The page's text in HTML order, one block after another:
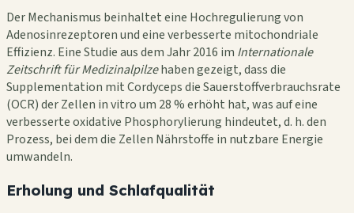
Der Mechanismus beinhaltet eine Hochregulierung von
Adenosinrezeptoren und eine verbesserte mitochondriale
Effizienz. Eine Studie aus dem Jahr 2016 im Internationale
Zeitschrift für Medizinalpilzehaben gezeigt, dass die
Supplementation mit Cordyceps die Sauerstoffverbrauchsrate
(OCR) der Zellen in vitro um 28 % erhöht hat, was auf eine
verbesserte oxidative Phosphorylierung hindeutet, d. h. den
Prozess, bei dem die Zellen Nährstoffe in nutzbare Energie
umwandeln.
Erholung und Schlafqualität